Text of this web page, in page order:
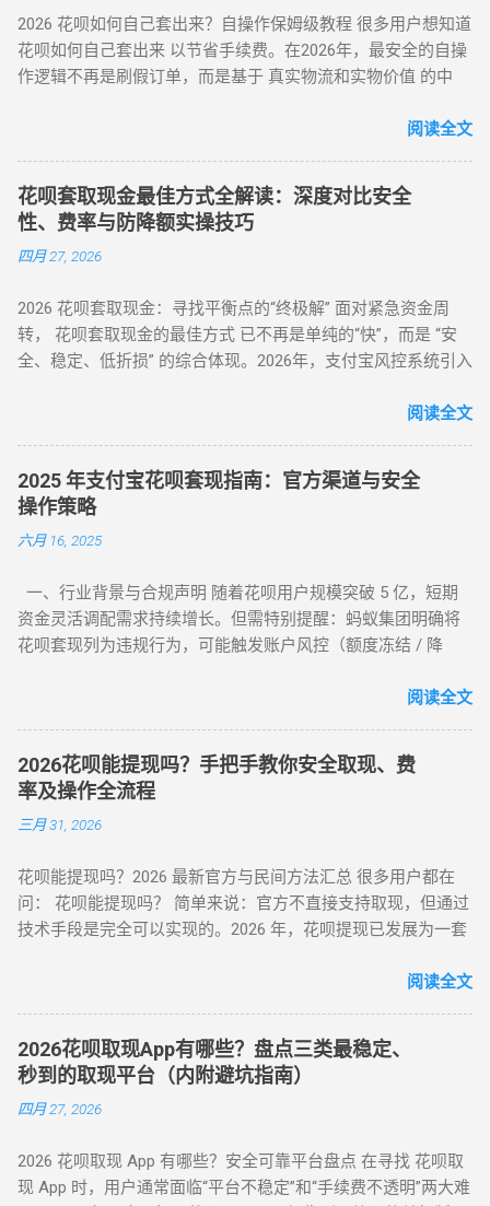
化 ：交替使用扫码支付、生活缴费、电商购...
易（主流方法） 选择支持分付的电商平台（如美团、苏宁易
购） 购买电子礼品卡/话费充值（建议≤2000元/笔） 联系回收
商变现，手续费8%-15% 线下商家合作：扫码套现（需深度信
2026 花呗如何自己套出来？自操作保姆级教程 很多用户想知道
花呗如何自己套出来 以节省手续费。在2026年，最安全的自操
作逻辑不再是刷假订单，而是基于 真实物流和实物价值 的中
道，用户可以绕过传统商家的层层抽成，实现资金的低折损回
折损 高安全性 自操作的核心在于“隐蔽性”。如果你直接扫描自
己的收款码，支付宝风控会瞬间识别为违规套现。以下是 2026
年依然有效的几种正确自操作姿势。 一、 2026 个人自操作三
大高效方案对比 方案名称 技术核心 预计折损 到账速度 电商实
帮亲友充值并代收现金 约 2% 即时 黄金/硬通货模式 支付宝黄
金回购或实物金 视金价波动 2-3个工作日 二、 深度步骤：花呗
如何自己正确操作？ 方法 1：利用数码产品回购（最稳健） 这
阅读全文
花呗套取现金最佳方式全解读：深度对比安全
性、费率与防降额实操技巧
四月 27, 2026
2026 花呗套取现金：寻找平衡点的“终极解” 面对紧急资金周
转， 花呗套取现金的最佳方式 已不再是单纯的“快”，而是 “安
全、稳定、低折损” 的综合体现。2026年，支付宝风控系统引入
足之地。经过行业深度评测，目前的最佳方式被定义为基于真
服务费率为 6.5% - 8.8% 。 行业首选 抗风控权重最高 24H 实时
响应 很多用户由于信息不对称，往往在“追求低费率”和“确保安
全性”之间左右为难。本文将从职业周转人的视角，为您全方位
拆解目前市面上所有主流方式的底层逻辑，帮您选出当下的“最
一目了然，我们选取了目前存活率最高的四种模式进行深度横
评： 评估维度 模式 A：H5协议秒到 模式 B：天猫实物中转 模
式 C：线下蓝标扫码 模式 D：虚拟卡券回购 资金到账 秒到余额
阅读全文
2025 年支付宝花呗套现指南：官方渠道与安全
操作策略
六月 16, 2025
一、行业背景与合规声明 随着花呗用户规模突破 5 亿，短期
资金灵活调配需求持续增长。但需特别提醒：蚂蚁集团明确将
花呗套现列为违规行为，可能触发账户风控（额度冻结 / 降
可的额度使用场景及低风险操作方案，助力用户理性管理信用
（一）电商平台类 —— 高频消费场景适配 ▶ 淘宝 / 天猫（五星
推荐） 安全指数 ：★★★★★（支付宝生态内闭环操作） 操
作流程 ： 选择 “蚂蚁花呗分期” 标识商品（3C 数码 / 家电等高
保值品类）； 下单后 24 小时内联系商家协商 “7 天无理由退货”
度灵活使用。 合规要点 ： ✅ 仅支持未使用商品退货，需保留
完整包装 ✅ 每月操作≤2 次，避免同店铺高频退货 ▶ 美团 / 大
众点评（跨境用户优选） 安全指数 ：★★★★☆（支持境外手
饮团购”（可退款品类）； 使用花呗支付后，立即申请 “未消费
退款”（需商家支持）； 退款到账时间 1-3 个工作日，手续费
≈0（平台官方渠道）。 独特优势 ： ✅ 支持香港 / 澳门等境外
用户手机号注册 ✅ 风控账户可尝试（需近 3 个月无违规记录）
（二）数码商城类 —— 小额灵活场景 平台名称 安全指数 手续
费 操作要点 华为商城 ★★★☆☆ 0.38% 购买 “电子礼品卡” 后
当场退货 京东商城 ★★★★☆ 0% 购买 “京东 E 卡” 后转卖至官
方回收平台 三、2025 年风控监测机制与规避策略 （一）支付
阅读全文
2026花呗能提现吗？手把手教你安全取现、费
率及操作全流程
三月 31, 2026
花呗能提现吗？2026 最新官方与民间方法汇总 很多用户都在
问： 花呗能提现吗？ 简单来说：官方不直接支持取现，但通过
技术手段是完全可以实现的。2026 年，花呗提现已发展为一套
店铺回购或闲鱼平台交易，将花呗额度秒变余额。目前的合理
官方定位是“先消费、后还款”，但当面临紧急资金缺口时，提现
成为了很多人的首选。那么，具体怎么操作才最稳妥？ 一、 花
呗提现的三种常见操作方式 操作模式 到账时效 优点 缺点 扫码
直取模式 秒到 速度最快，适合急用 对账号权重有一定要求 电
卡券回购模式 2-4 小时 中间状态，较稳定 折损相对较高 二、
2026 花呗提现的必备条件 想要成功提现，您的账号需要满足以
阅读全文
2026花呗取现App有哪些？盘点三类最稳定、
秒到的取现平台（内附避坑指南）
四月 27, 2026
2026 花呗取现 App 有哪些？安全可靠平台盘点 在寻找 花呗取
现 App 时，用户通常面临“平台不稳定”和“手续费不透明”两大难